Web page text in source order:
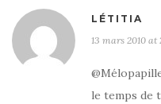
LÉTITIA
13 mars 2010
le temps de